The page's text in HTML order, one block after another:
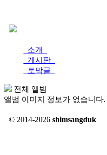
소개
게시판
토막글
전체 앨범
앨범 이미지 정보가 없습니다.
© 2014-2026 shimsangduk